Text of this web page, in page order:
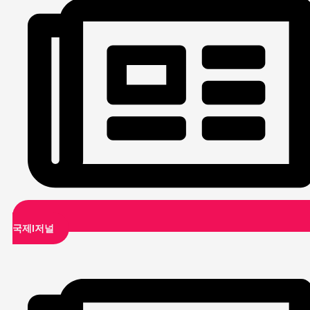
국제i저널